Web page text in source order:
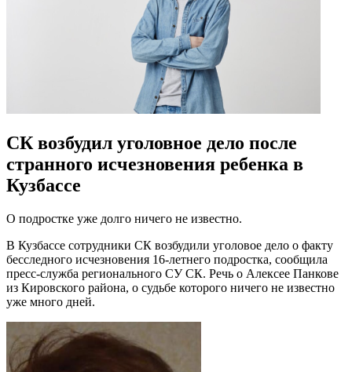
СК возбудил уголовное дело после
странного исчезновения ребенка в
Кузбассе
О подростке уже долго ничего не известно.
В Кузбассе сотрудники СК возбудили уголовое дело о факту
бесследного исчезновения 16-летнего подростка, сообщила
пресс-служба регионального СУ СК. Речь о Алексее Панкове
из Кировского района, о судьбе которого ничего не известно
уже много дней.